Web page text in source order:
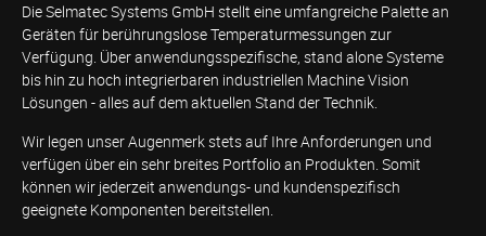
Die Selmatec Systems GmbH stellt eine umfangreiche Palette an
Geräten für berührungslose Temperaturmessungen zur
Verfügung. Über anwendungsspezifische, stand alone Systeme
bis hin zu hoch integrierbaren industriellen Machine Vision
Lösungen - alles auf dem aktuellen Stand der Technik.
Wir legen unser Augenmerk stets auf Ihre Anforderungen und
verfügen über ein sehr breites Portfolio an Produkten. Somit
können wir jederzeit anwendungs- und kundenspezifisch
geeignete Komponenten bereitstellen.